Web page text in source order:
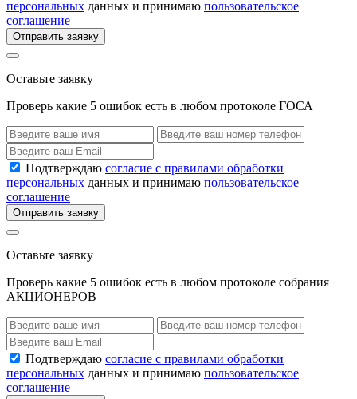
персональных данных и принимаю пользовательское
соглашение
Отправить заявку
Оставьте заявку
Проверь какие 5 ошибок есть в любом протоколе ГОСА
Подтверждаю согласие с правилами обработки
персональных данных и принимаю пользовательское
соглашение
Отправить заявку
Оставьте заявку
Проверь какие 5 ошибок есть в любом протоколе собрания
АКЦИОНЕРОВ
Подтверждаю согласие с правилами обработки
персональных данных и принимаю пользовательское
соглашение